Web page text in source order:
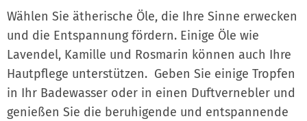
Wählen Sie ätherische Öle, die Ihre Sinne erwecken
und die Entspannung fördern. Einige Öle wie
Lavendel, Kamille und Rosmarin können auch Ihre
Hautpflege unterstützen. Geben Sie einige Tropfen
in Ihr Badewasser oder in einen Duftvernebler und
genießen Sie die beruhigende und entspannende